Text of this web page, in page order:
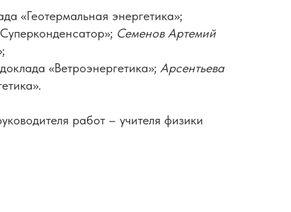
«Геотермальная энергетика»;
Семенов Артемий
«Ветроэнергетика»; Арсентьева
работ – учителя физики